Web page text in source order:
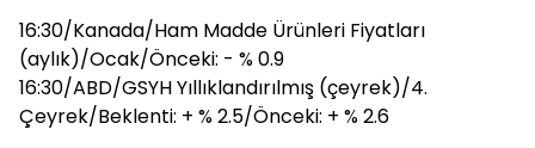
16:30/Kanada/Ham Madde Ürünleri Fiyatları
(aylık)/Ocak/Önceki: - % 0.9
16:30/ABD/GSYH Yıllıklandırılmış (çeyrek)/4.
Çeyrek/Beklenti: + % 2.5/Önceki: + % 2.6